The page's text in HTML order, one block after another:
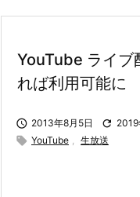
YouTube ライブ
れば利用可能に
 2013年8月5日 
 YouTube , 生放送